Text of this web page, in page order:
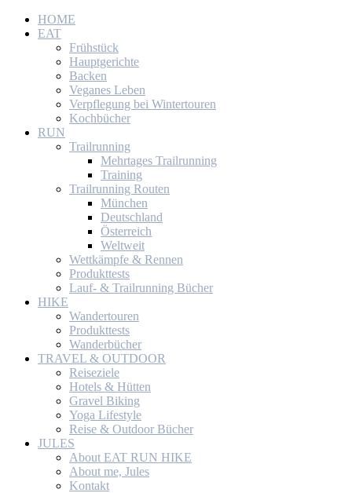
HOME
EAT
Frühstück
Hauptgerichte
Backen
Veganes Leben
Verpflegung bei Wintertouren
Kochbücher
RUN
Trailrunning
Mehrtages Trailrunning
Training
Trailrunning Routen
München
Deutschland
Österreich
Weltweit
Wettkämpfe & Rennen
Produkttests
Lauf- & Trailrunning Bücher
HIKE
Wandertouren
Produkttests
Wanderbücher
TRAVEL & OUTDOOR
Reiseziele
Hotels & Hütten
Gravel Biking
Yoga Lifestyle
Reise & Outdoor Bücher
JULES
About EAT RUN HIKE
About me, Jules
Kontakt